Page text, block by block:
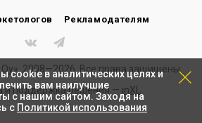
Рекламодателям
2008—2026. Все права защищены.
и поддержка решения — inXL
cookie в аналитических целях и
вам наилучшие
с нашим сайтом. Заходя на
с Политикой использования